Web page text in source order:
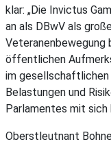
klar: „Die Invictus
an als DBwV als
Veteranenbewegung
öffentlichen
im gesellschaftlichen
Belastungen und
Parlamentes mit sich
Oberstleutnant